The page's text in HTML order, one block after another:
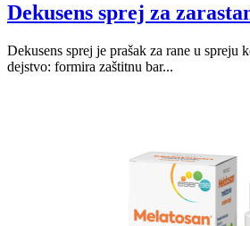
Dekusens sprej za
Dekusens sprej je prašak za rane u spreju
dejstvo: formira zaštitnu bar...